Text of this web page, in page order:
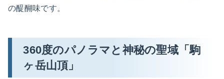
の醍醐味です。
360度のパノラマと神秘の聖域「駒
ヶ岳山頂」